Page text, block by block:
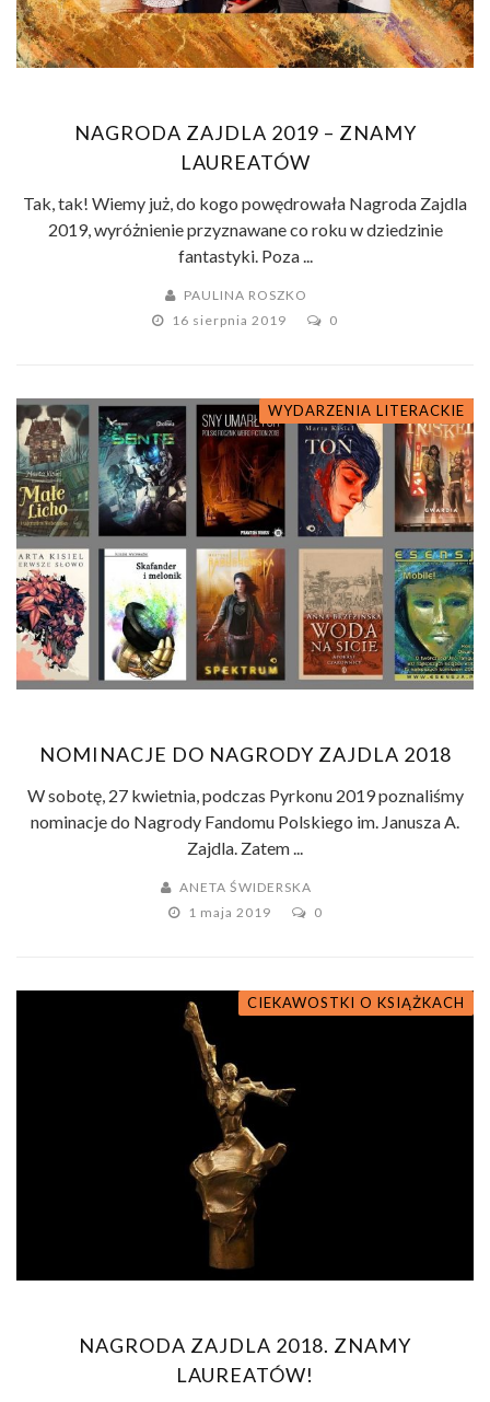
NAGRODA ZAJDLA 2019 – ZNAMY
LAUREATÓW
Tak, tak! Wiemy już, do kogo powędrowała Nagroda Zajdla
2019, wyróżnienie przyznawane co roku w dziedzinie
fantastyki. Poza ...
PAULINA ROSZKO
16 sierpnia 2019
0
WYDARZENIA LITERACKIE
NOMINACJE DO NAGRODY ZAJDLA 2018
W sobotę, 27 kwietnia, podczas Pyrkonu 2019 poznaliśmy
nominacje do Nagrody Fandomu Polskiego im. Janusza A.
Zajdla. Zatem ...
ANETA ŚWIDERSKA
1 maja 2019
0
CIEKAWOSTKI O KSIĄŻKACH
NAGRODA ZAJDLA 2018. ZNAMY
LAUREATÓW!